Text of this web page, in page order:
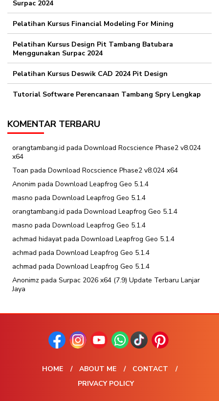
Surpac 2024
Pelatihan Kursus Financial Modeling For Mining
Pelatihan Kursus Design Pit Tambang Batubara
Menggunakan Surpac 2024
Pelatihan Kursus Deswik CAD 2024 Pit Design
Tutorial Software Perencanaan Tambang Spry Lengkap
KOMENTAR TERBARU
orangtambang.id pada Download Rocscience Phase2 v8.024
x64
Toan pada Download Rocscience Phase2 v8.024 x64
Anonim pada Download Leapfrog Geo 5.1.4
masno pada Download Leapfrog Geo 5.1.4
orangtambang.id pada Download Leapfrog Geo 5.1.4
masno pada Download Leapfrog Geo 5.1.4
achmad hidayatpada Download Leapfrog Geo 5.1.4
achmad pada Download Leapfrog Geo 5.1.4
achmad pada Download Leapfrog Geo 5.1.4
Anonimz pada Surpac 2026 x64 (7.9) Update Terbaru Lanjar
Jaya
HOME ABOUT ME
CONTACT
PRIVACY POLICY